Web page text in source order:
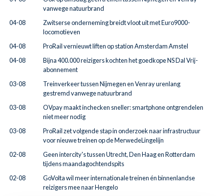
vanwege natuurbrand
04-08
Zwitserse onderneming breidt vloot uit met Euro9000-
locomotieven
04-08
ProRail vernieuwt liften op station Amsterdam Amstel
04-08
Bijna 400.000 reizigers kochten het goedkope NS Dal Vrij-
abonnement
03-08
Treinverkeer tussen Nijmegen en Venray urenlang
gestremd vanwege natuurbrand
03-08
OVpay maakt inchecken sneller: smartphone ontgrendelen
niet meer nodig
03-08
ProRail zet volgende stap in onderzoek naar infrastructuur
voor nieuwe treinen op de MerwedeLingelijn
02-08
Geen intercity's tussen Utrecht, Den Haag en Rotterdam
tijdens maandagochtendspits
02-08
GoVolta wil meer internationale treinen én binnenlandse
reizigers mee naar Hengelo